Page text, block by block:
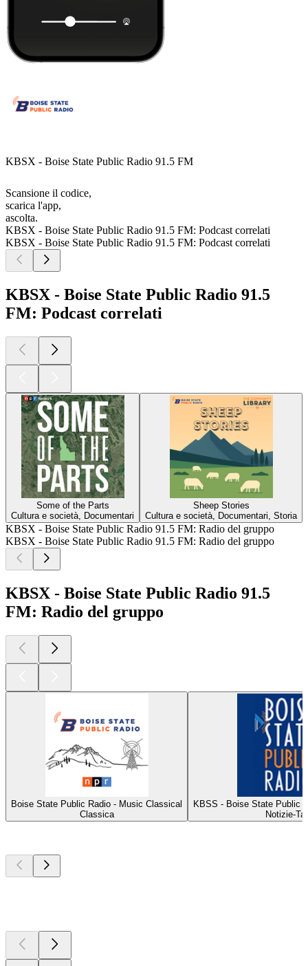
KBSX - Boise State Public Radio 91.5 FM
Scansione il codice,
scarica l'app,
ascolta.
KBSX - Boise State Public Radio 91.5 FM: Podcast correlati
KBSX - Boise State Public Radio 91.5 FM: Podcast correlati
KBSX - Boise State Public Radio 91.5
FM: Podcast correlati
Some of the Parts
Cultura e società, Documentari
Sheep Stories
Cultura e società, Documentari, Storia
KBSX - Boise State Public Radio 91.5 FM: Radio del gruppo
KBSX - Boise State Public Radio 91.5 FM: Radio del gruppo
KBSX - Boise State Public Radio 91.5
FM: Radio del gruppo
Boise State Public Radio - Music Classical
Classica
KBSS - Boise State Public
Notizie-